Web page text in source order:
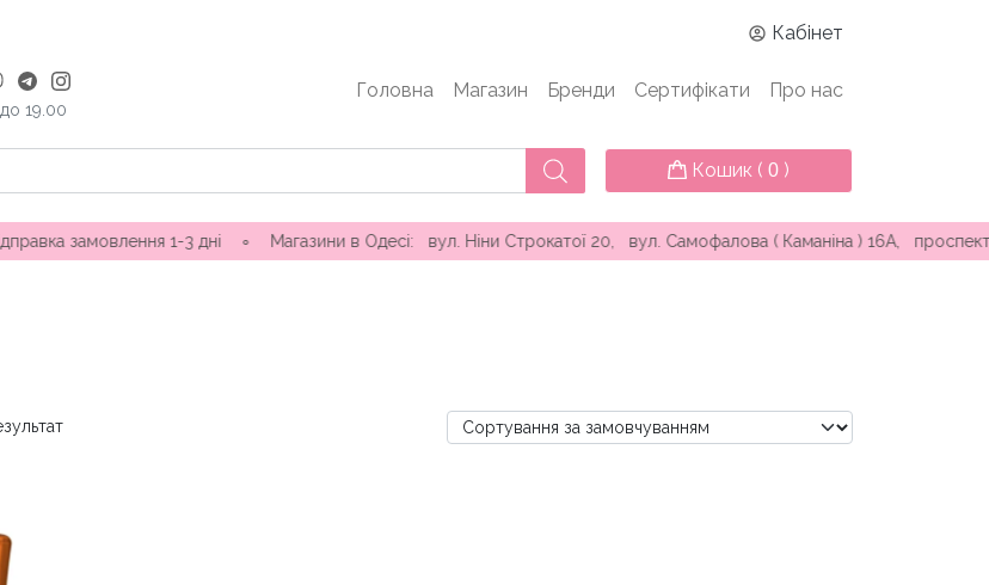
Кабінет
19.00
Головна Магазин Бренди Сертифікати Про нас
Кошик ( 0 )
1-3 дні ∘ Магазини в Одесі: вул. Ніни Строкатої 20, вул. Самофалова ( Каманіна ) 16А, проспект Князя